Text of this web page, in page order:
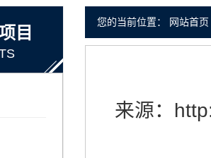
型钢结构制作安装厂来介绍
多建筑优势
什么？
您的当前位置： 网站首页
来源：
目